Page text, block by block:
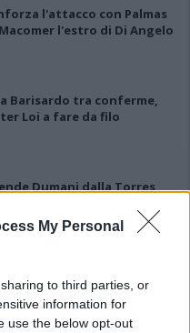
My Personal
to third parties, or
information for
use the below opt-out
l'attacco con Palmas
l'estro di Di Angelo
a Barisardo tra conferme,
Loi a fare da filo
Dumani dalla Torres,